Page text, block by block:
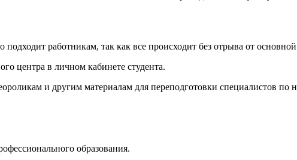
работникам, так как все происходит без отрыва от основной
центра в личном кабинете студента.
и другим материалам для переподготовки специалистов по
образования.